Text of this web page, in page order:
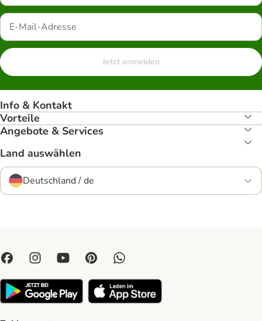
Jetzt anmelden
Info & Kontakt
Vorteile
Angebote & Services
Land auswählen
Deutschland / de